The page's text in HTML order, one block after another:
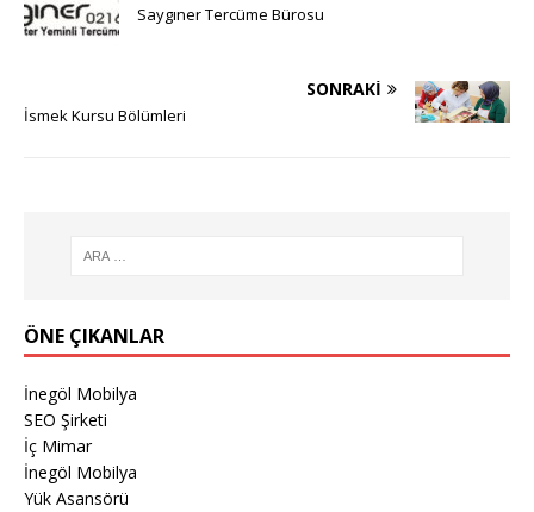
Saygıner Tercüme Bürosu
SONRAKI
İsmek Kursu Bölümleri
ÖNE ÇIKANLAR
İnegöl Mobilya
SEO Şirketi
İç Mimar
İnegöl Mobilya
Yük Asansörü